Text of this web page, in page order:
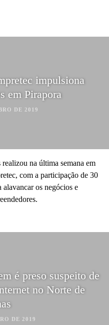
impulsiona
em Pirapora
DE 2019
na última semana em
com a participação de 30
os negócios e
é preso suspeito de
no Norte de
DE 2019